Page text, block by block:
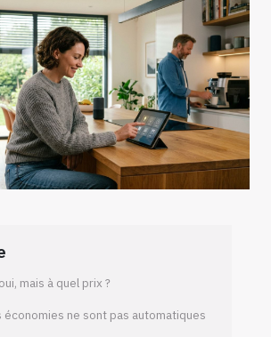
mais à quel prix ?
économies ne sont pas automatiques